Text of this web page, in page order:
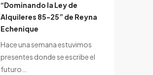
“Dominando la Ley de
Alquileres 85-25” de Reyna
Echenique
Hace una semana estuvimos
presentes donde se escribe el
futuro…